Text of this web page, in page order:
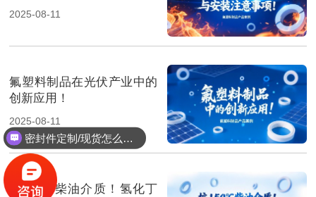
2025-08-11
氟塑料制品在光伏产业中的
创新应用！
2025-08-11
抗150℃柴油介质！氢化丁